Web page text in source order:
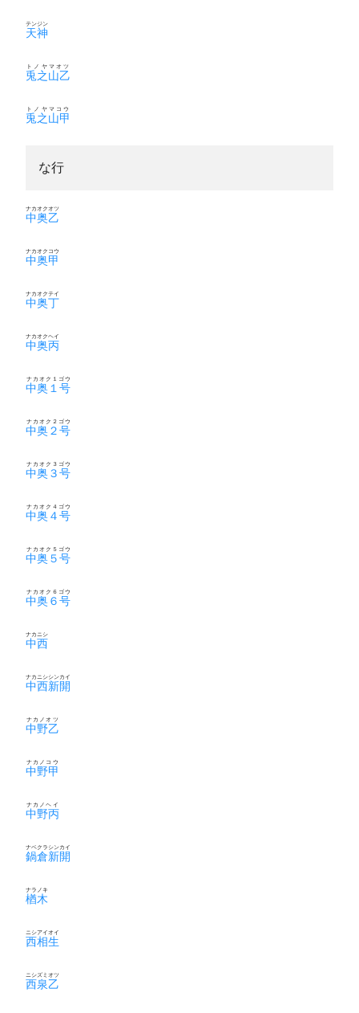
天神
テンジン
兎之山乙
トノヤマオツ
兎之山甲
トノヤマコウ
な行
中奥乙
ナカオクオツ
中奥甲
ナカオクコウ
中奥丁
ナカオクテイ
中奥丙
ナカオクヘイ
中奥１号
ナカオク１ゴウ
中奥２号
ナカオク２ゴウ
中奥３号
ナカオク３ゴウ
中奥４号
ナカオク４ゴウ
中奥５号
ナカオク５ゴウ
中奥６号
ナカオク６ゴウ
中西
ナカニシ
中西新開
ナカニシシンカイ
中野乙
ナカノオツ
中野甲
ナカノコウ
中野丙
ナカノヘイ
鍋倉新開
ナベクラシンカイ
楢木
ナラノキ
西相生
ニシアイオイ
西泉乙
ニシズミオツ